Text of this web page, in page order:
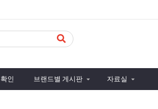
인 브랜드별 게시판 자료실